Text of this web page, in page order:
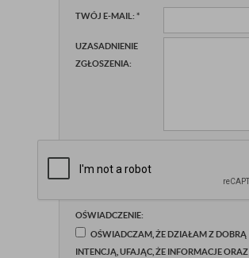
TWÓJ E-MAIL: *
UZASADNIENIE
ZGŁOSZENIA:
OŚWIADCZENIE:
OŚWIADCZAM, ŻE DZIAŁAM Z DOBRĄ
INTENCJĄ, UFAJĄC, ŻE INFORMACJE ORAZ